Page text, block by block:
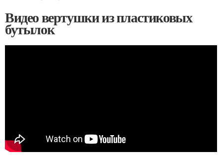
Видео вертушки из пластиковых
бутылок